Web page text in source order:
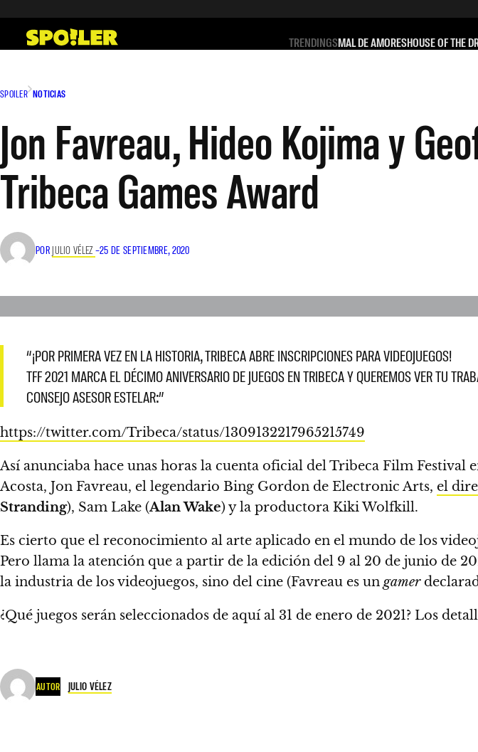
contenido
TRENDINGSMAL DE AMORESHOUSE OF THE
SPOILER NOTICIAS
Jon Favreau, Hideo Kojima y
Tribeca Games Award
POR JULIO VÉLEZ –25 DE SEPTIEMBRE, 2020
“¡POR PRIMERA VEZ EN LA HISTORIA, TRIBECA ABRE INSCRIPCIONES PARA VIDEOJUEGOS!
TFF 2021 MARCA EL DÉCIMO ANIVERSARIO DE JUEGOS EN TRIBECA Y QUEREMOS VER TU
CONSEJO ASESOR ESTELAR:”
https://twitter.com/Tribeca/status/1309132217965215749
Así anunciaba hace unas horas la cuenta oficial del Tribeca Film
Acosta, Jon Favreau, el legendario Bing Gordon de Electronic Arts, el
Stranding), Sam Lake (Alan Wake) y la productora Kiki Wolfkill.
Es cierto que el reconocimiento al arte aplicado en el mundo de los
Pero llama la atención que a partir de la edición del 9 al 20 de junio de
la industria de los videojuegos, sino del cine (Favreau es un gamer
¿Qué juegos serán seleccionados de aquí al 31 de enero de 2021? Los
AUTOR JULIO VÉLEZ